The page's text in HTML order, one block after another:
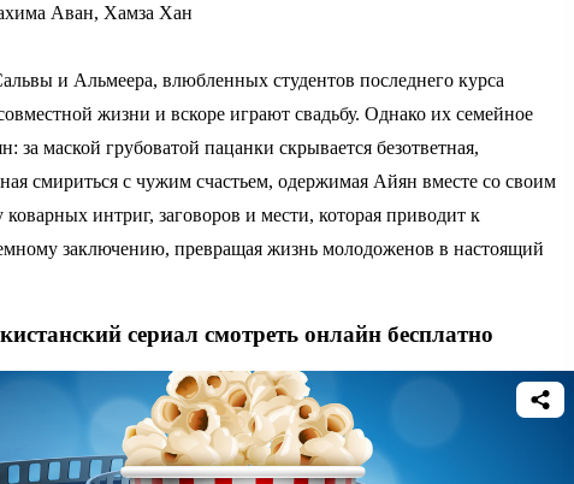
Аван, Хамза Хан
и Альмеера, влюбленных студентов последнего курса
жизни и вскоре играют свадьбу. Однако их семейное
за маской грубоватой пацанки скрывается безответная,
смириться с чужим счастьем, одержимая Айян вместе со своим
интриг, заговоров и мести, которая приводит к
заключению, превращая жизнь молодоженов в настоящий
сериал смотреть онлайн бесплатно